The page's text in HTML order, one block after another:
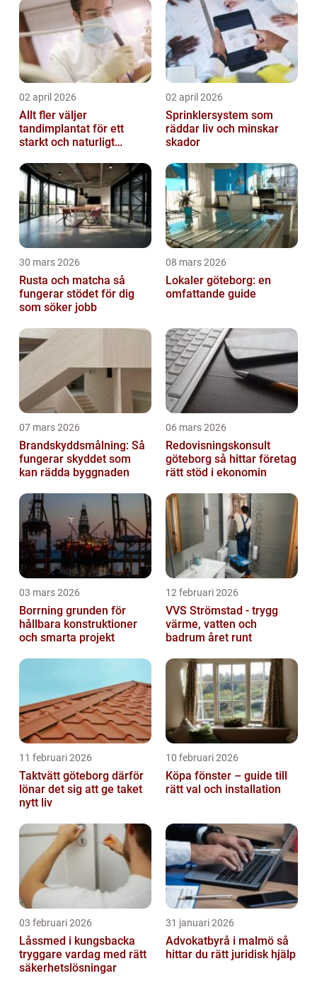
02 april 2026
Allt fler väljer
tandimplantat för ett
starkt och naturligt
02 april 2026
Sprinklersystem som
räddar liv och minskar
skador
30 mars 2026
Rusta och matcha så
fungerar stödet för dig
som söker jobb
08 mars 2026
Lokaler göteborg: en
omfattande guide
07 mars 2026
Brandskyddsmålning: Så
fungerar skyddet som
kan rädda byggnaden
06 mars 2026
Redovisningskonsult
göteborg så hittar företag
rätt stöd i ekonomin
03 mars 2026
Borrning grunden för
hållbara konstruktioner
och smarta projekt
12 februari 2026
VVS Strömstad - trygg
värme, vatten och
badrum året runt
11 februari 2026
Taktvätt göteborg därför
lönar det sig att ge taket
nytt liv
10 februari 2026
Köpa fönster – guide till
rätt val och installation
03 februari 2026
Låssmed i kungsbacka
tryggare vardag med rätt
säkerhetslösningar
31 januari 2026
Advokatbyrå i malmö så
hittar du rätt juridisk hjälp